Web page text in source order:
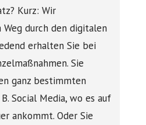
Kurz: Wir
durch den digitalen
erhalten Sie bei
Sie
ganz bestimmten
Social Media, wo es auf
ankommt. Oder Sie